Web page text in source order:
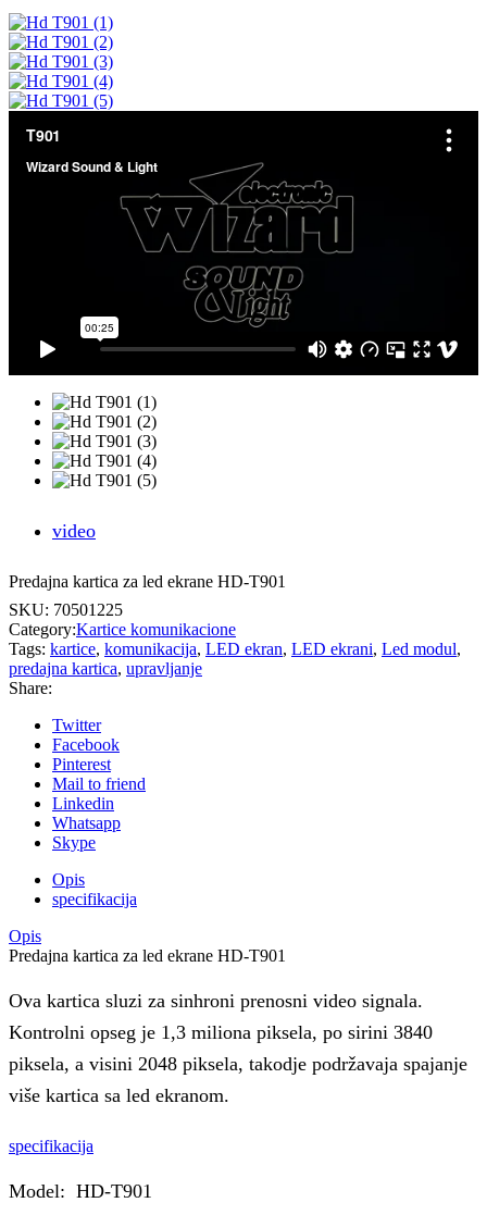
video
Predajna kartica za led ekrane HD-T901
SKU: 70501225
Category:Kartice komunikacione
Tags: kartice, komunikacija, LED ekran, LED ekrani, Led modul,
predajna kartica, upravljanje
Share:
Twitter
Facebook
Pinterest
Mail to friend
Linkedin
Whatsapp
Skype
Opis
specifikacija
Opis
Predajna kartica za led ekrane HD-T901
Ova kartica sluzi za sinhroni prenosni video signala.
Kontrolni opseg je 1,3 miliona piksela, po sirini 3840
piksela, a visini 2048 piksela, takodje podržavaja spajanje
više kartica sa led ekranom.
specifikacija
Model: HD-T901